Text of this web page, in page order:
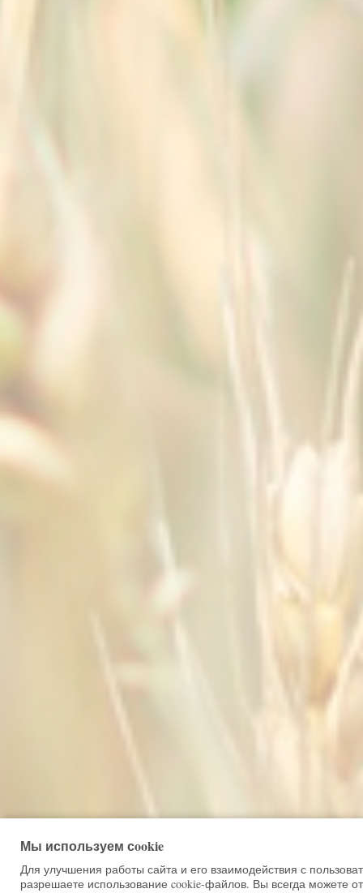
Мы используем сookie
Для улучшения работы сайта и его взаимодействия с
разрешаете использование cookie-файлов. Вы всегда можете